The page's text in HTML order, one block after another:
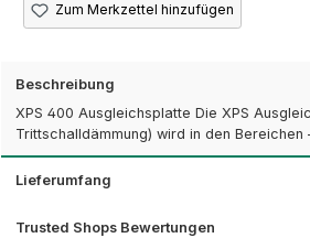
Zum Merkzettel hinzufügen
Beschreibung
XPS 400 Ausgleichsplatte Die XPS
Trittschalldämmung) wird in den
Lieferumfang
Trusted Shops Bewertungen